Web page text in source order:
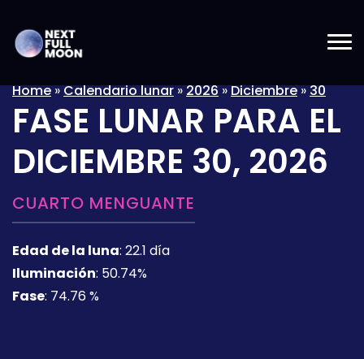
Home»Calendario lunar»2026»Diciembre»30
FASE LUNAR PARA EL
DICIEMBRE 30, 2026
CUARTO MENGUANTE
Edad de la luna: 22.1 día
Iluminación: 50.74%
Fase: 74.76 %